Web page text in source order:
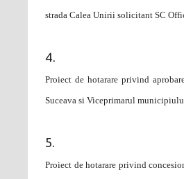
strada Calea Unirii solicitant SC
Proiect de hotarare privind
Suceava si Viceprimarul
Proiect de hotarare privind